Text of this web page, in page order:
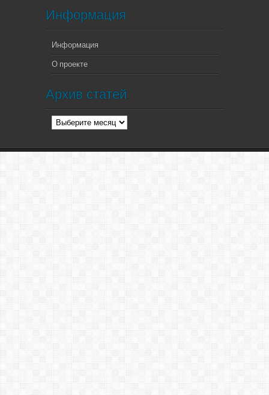
Информация
Информация
О проекте
Архив статей
Архив
статей